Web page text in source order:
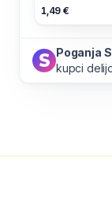
1,49 €
Poganja
kupci